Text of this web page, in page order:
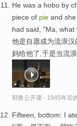
He was a hobo by
piece of pie and
had said, "Ma,
他是自愿成为流浪
妈给他了,于是当流
耶鲁公开课 - 1945年后
Fifteen, bottom: I